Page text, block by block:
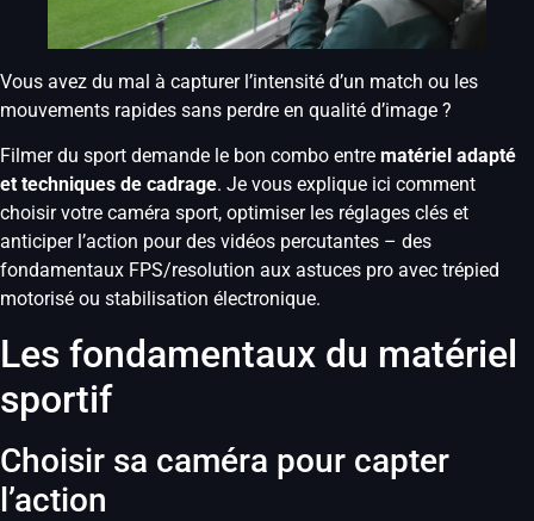
Vous avez du mal à capturer l’intensité d’un match ou les
mouvements rapides sans perdre en qualité d’image ?
Filmer du sport demande le bon combo entre matériel adapté
et techniques de cadrage. Je vous explique ici comment
choisir votre caméra sport, optimiser les réglages clés et
anticiper l’action pour des vidéos percutantes – des
fondamentaux FPS/resolution aux astuces pro avec trépied
motorisé ou stabilisation électronique.
Les fondamentaux du matériel
sportif
Choisir sa caméra pour capter
l’action